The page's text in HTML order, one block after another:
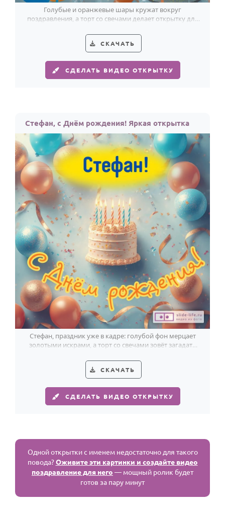
Голубые и оранжевые шары кружат вокруг
поздравления, а торт со свечами делает открытку для
СКАЧАТЬ
СДЕЛАТЬ ВИДЕО ОТКРЫТКУ
Стефан, с Днём рождения! Яркая открытка
Стефан, праздник уже в кадре: голубой фон мерцает
золотыми искрами, а торт со свечами зовёт загадать
СКАЧАТЬ
СДЕЛАТЬ ВИДЕО ОТКРЫТКУ
Одной открытки с именем недостаточно для такого
повода?Оживите эти картинки и создайте видео
поздравление для него — мощный ролик будет
готов за пару минут